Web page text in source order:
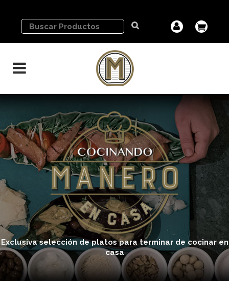
Exclusiva selección de platos para terminar de cocinar en
casa